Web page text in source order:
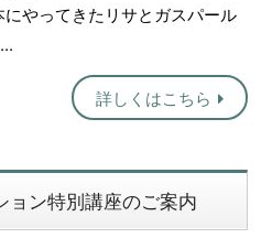
やってきたリサとガスパール
詳しくはこちら
ョン特別講座のご案内